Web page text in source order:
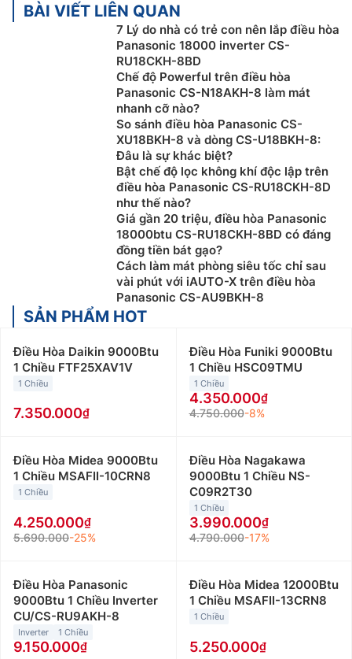
BÀI VIẾT LIÊN QUAN
7 Lý do nhà có trẻ con nên lắp điều hòa
Panasonic 18000 inverter CS-
RU18CKH-8BD
Chế độ Powerful trên điều hòa
Panasonic CS-N18AKH-8 làm mát
nhanh cỡ nào?
So sánh điều hòa Panasonic CS-
XU18BKH-8 và dòng CS-U18BKH-8:
Đâu là sự khác biệt?
Bật chế độ lọc không khí độc lập trên
điều hòa Panasonic CS-RU18CKH-8D
như thế nào?
Giá gần 20 triệu, điều hòa Panasonic
18000btu CS-RU18CKH-8BD có đáng
đồng tiền bát gạo?
Cách làm mát phòng siêu tốc chỉ sau
vài phút với iAUTO-X trên điều hòa
Panasonic CS-AU9BKH-8
SẢN PHẨM HOT
Điều Hòa Daikin 9000Btu
1 Chiều FTF25XAV1V
1 Chiều
7.350.000
Điều Hòa Funiki 9000Btu
1 Chiều HSC09TMU
1 Chiều
4.350.000
4.750.000-8%
Điều Hòa Midea 9000Btu
1 Chiều MSAFII-10CRN8
1 Chiều
4.250.000
5.690.000-25%
Điều Hòa Nagakawa
9000Btu 1 Chiều NS-
C09R2T30
1 Chiều
3.990.000
4.790.000-17%
Điều Hòa Panasonic
9000Btu 1 Chiều Inverter
CU/CS-RU9AKH-8
Inverter 1 Chiều
9.150.000
Điều Hòa Midea 12000Btu
1 Chiều MSAFII-13CRN8
1 Chiều
5.250.000